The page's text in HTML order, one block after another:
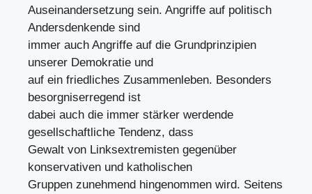
Auseinandersetzung sein. Angriffe auf politisch
Andersdenkende sind
immer auch Angriffe auf die Grundprinzipien
unserer Demokratie und
auf ein friedliches Zusammenleben. Besonders
besorgniserregend ist
dabei auch die immer stärker werdende
gesellschaftliche Tendenz, dass
Gewalt von Linksextremisten gegenüber
konservativen und katholischen
Gruppen zunehmend hingenommen wird. Seitens